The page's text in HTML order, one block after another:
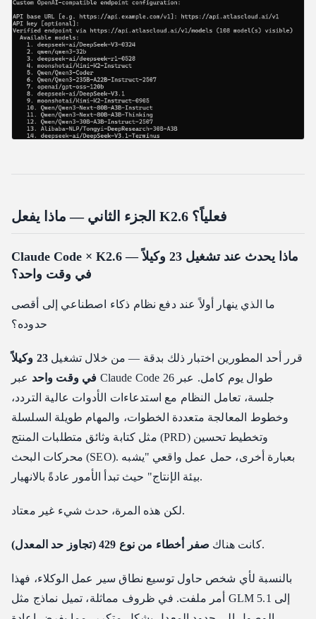
الجزء الثاني — ماذا يفعل K2.6 فعلياً؟
Claude Code × K2.6 — ماذا يحدث عند تشغيل 23 وكيلاً
في وقت واحد؟
ما الذي ينهار أولاً عند دفع نظام ذكاء اصطناعي إلى أقصى
حدوده؟
قرر أحد المطورين اختبار ذلك بدقة — من خلال تشغيل
23 وكيلاً
في وقت واحد عبر Claude Code طوال يوم كامل. عبر 26
جلسة، تعامل النظام مع استدعاءات الأدوات عالية التردد،
وخطوط المعالجة متعددة الخطوات، والمهام طويلة السلسلة
مثل كتابة وثائق متطلبات المنتج (PRD) وتخطيط تحسين
محركات البحث (SEO). بعبارة أخرى، حمل عمل واقعي "يشبه
بيئة الإنتاج" حيث تبدأ الأمور عادةً بالانهيار.
لكن هذه المرة، حدث شيء غير معتاد.
كانت هناك صفر أخطاء من نوع 429 (تجاوز حد المعدل) .
بالنسبة لأي شخص حاول توسيع نطاق سير عمل الوكلاء، فهذا
أمر ملفت. في ظروف مماثلة، تميل نماذج مثل GLM 5.1 إلى